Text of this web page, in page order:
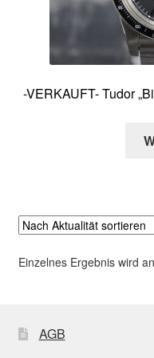
-VERKAUFT- Tudor
Einzelnes Ergebnis wird
AGB